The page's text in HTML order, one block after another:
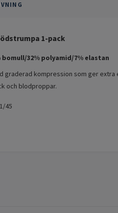
1-pack
bomull/32% polyamid/7% elastan
graderad kompression som ger
och blodproppar.
45